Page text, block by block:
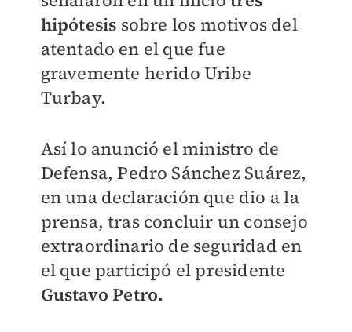
hipótesis sobre los motivos del
atentado en el que fue
gravemente herido Uribe
Turbay.
Así lo anunció el ministro de
Defensa, Pedro Sánchez Suárez,
en una declaración que dio a la
prensa, tras concluir un consejo
extraordinario de seguridad en
el que participó el presidente
Gustavo Petro.